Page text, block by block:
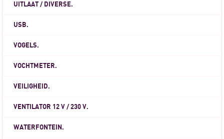
UITLAAT / DIVERSE.
USB.
VOGELS.
VOCHTMETER.
VEILIGHEID.
VENTILATOR 12 V / 230 V.
WATERFONTEIN.